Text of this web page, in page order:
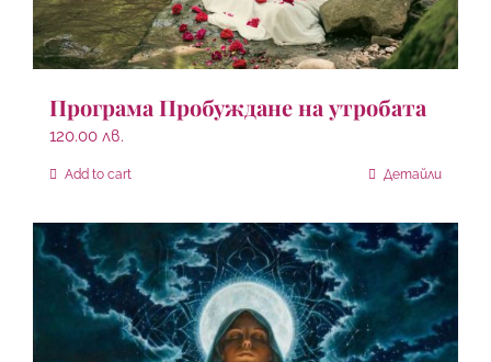
Програма Пробуждане на утробата
120.00 лв.
Add to cart Детайли